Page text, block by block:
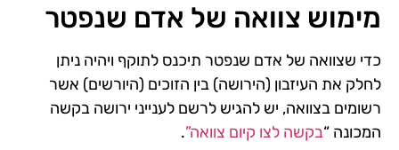
מימוש צוואה של אדם שנפטר
כדי שצוואה של אדם שנפטר תיכנס לתוקף ויהיה ניתן
לחלק את העיזבון (הירושה) בין הזוכים (היורשים) אשר
רשומים בצוואה, יש להגיש לרשם לענייני ירושה בקשה
המכונה “בקשה לצו קיום צוואה”.